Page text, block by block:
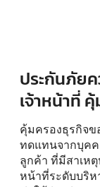
ประกันภัย
เจ้าหน้าที่
คุ้มครองธุรกิจข
ทดแทนจากบุคค
ลูกค้า ที่มีสาเห
หน้าที่ระดับบริห